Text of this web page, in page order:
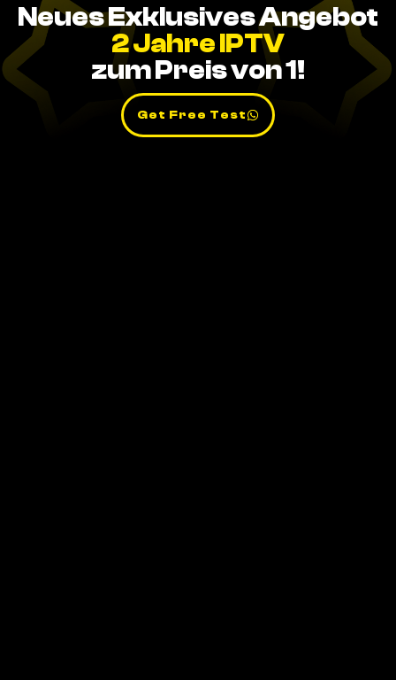
Neues Exklusives Angebot
2 Jahre IPTV
zum Preis von 1!
Get Free Test